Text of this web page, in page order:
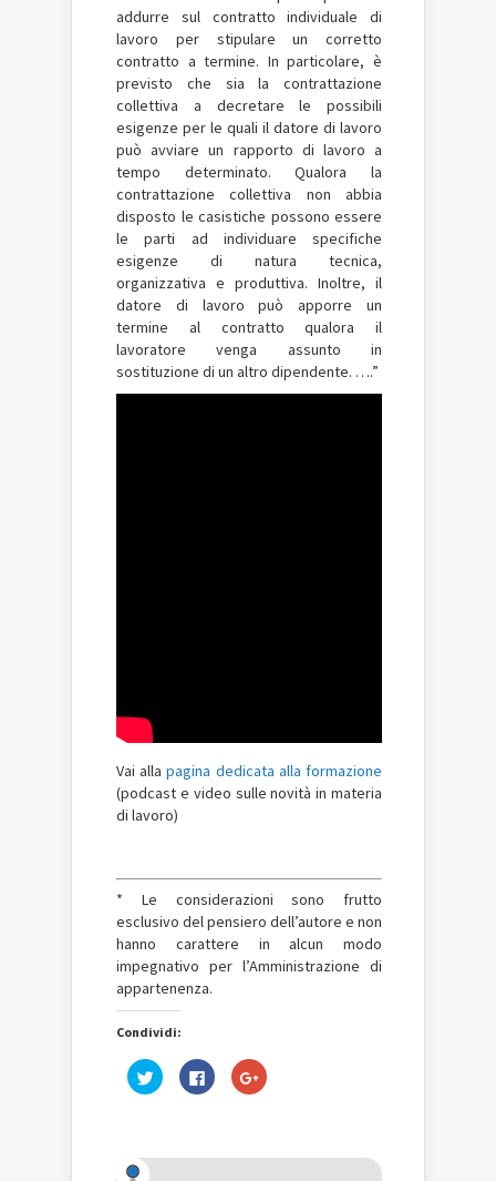
addurre sul contratto individuale di
lavoro per stipulare un corretto
contratto a termine. In particolare, è
previsto che sia la contrattazione
collettiva a decretare le possibili
esigenze per le quali il datore di lavoro
può avviare un rapporto di lavoro a
tempo determinato. Qualora la
contrattazione collettiva non abbia
disposto le casistiche possono essere
le parti ad individuare specifiche
esigenze di natura tecnica,
organizzativa e produttiva. Inoltre, il
datore di lavoro può apporre un
termine al contratto qualora il
lavoratore venga assunto in
sostituzione di un altro dipendente. ….”
Vai allapagina dedicata alla formazione
(podcast e video sulle novità in materia
di lavoro)
* Le considerazioni sono frutto
esclusivo del pensiero dell’autore e non
hanno carattere in alcun modo
impegnativo per l’Amministrazione di
appartenenza.
Condividi:
Fai
clic
Fai
clic
Fai
clic